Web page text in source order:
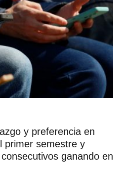
y preferencia en
primer semestre y
ganando en